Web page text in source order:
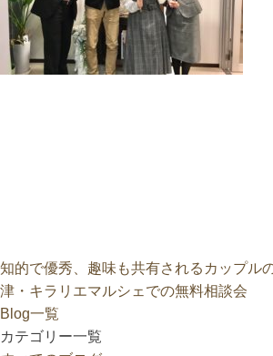
知的で優秀、趣味も共有されるカップル
津・キラリエマルシェでの無料相談会
Blog一覧
カテゴリー一覧